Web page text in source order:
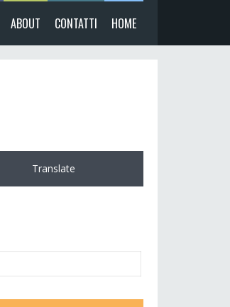
ABOUT CONTATTI HOME
Translate